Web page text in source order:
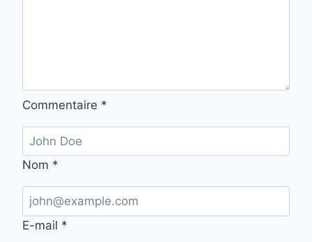
Commentaire *
Nom *
E-mail *